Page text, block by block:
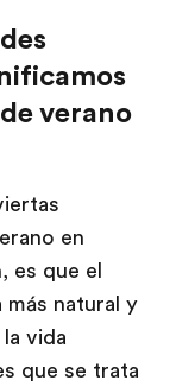
verano
en
es que el
más natural y
vida
que se trata